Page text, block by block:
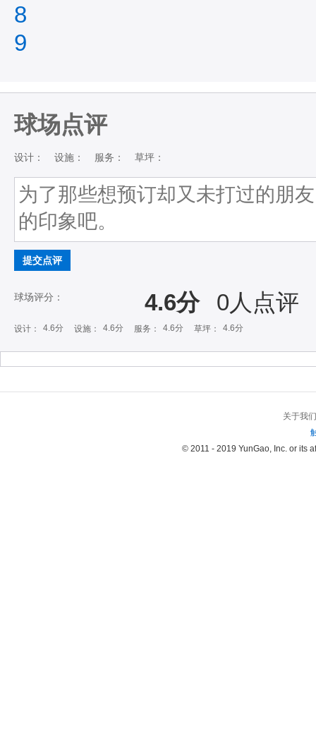
8
9
球场点评
设计： 设施： 服务： 草坪：
提交点评
球场评分： 4.6分 0人点评
设计： 4.6分 设施： 4.6分 服务： 4.6分 草坪： 4.6分
关于我们
© 2011 - 2019 YunGao, Inc. or its